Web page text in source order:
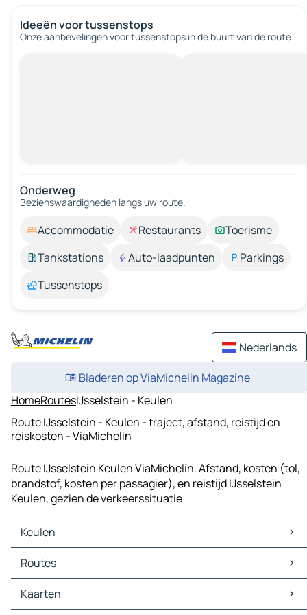
Ideeën voor tussenstops
Onze aanbevelingen voor tussenstops in de buurt van de route.
Onderweg
Bezienswaardigheden langs uw route.
Accommodatie Restaurants
Toerisme
Tankstations
Auto-laadpunten
Parkings
Tussenstops
Nederlands
Bladeren op ViaMichelin Magazine
HomeRoutesIJsselstein - Keulen
Route IJsselstein - Keulen - traject, afstand, reistijd en
reiskosten - ViaMichelin
Route IJsselstein Keulen ViaMichelin. Afstand, kosten (tol,
brandstof, kosten per passagier), en reistijd IJsselstein
Keulen, gezien de verkeerssituatie
Keulen
Keulen Kaarten
Keulen Verkeer
Keulen Hotels
Keulen Restaurants
Routes
Routes Keulen - Düsseldorf
Routes Keulen - Essen
Kaarten